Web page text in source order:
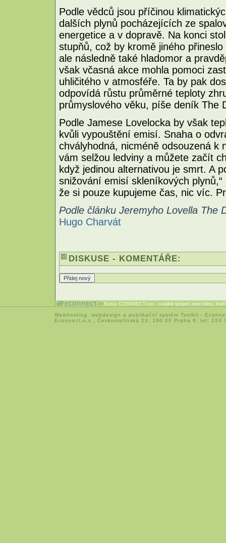
Podle vědců jsou příčinou
dalších plynů pocházejících ze
energetice a v dopravě. Na konci
stupňů, což by kromě jiného
ale následně také hladomor a
však včasná akce mohla pomoci
uhličitého v atmosféře. Ta by pak
odpovídá růstu průměrné teploty
průmyslového věku, píše deník The
Podle Jamese Lovelocka by však
kvůli vypouštění emisí. Snaha o
chvályhodná, nicméně odsouzená k
vám selžou ledviny a můžete začít
když jedinou alternativou je smrt. A
snižování emisí skleníkových
že si pouze kupujeme čas, nic víc.
Podle článku Jeremyho Lovella The
Hugo Charvát
DISKUSE - KOMENTÁŘE:
Easy CONNECTion - snadné spojení mezi lidmi,
Webhosting webdesign a publikační systém Toolkit -
Econnect,o.s.; Českomalínská 23; 160 00 Praha 6; tel: 224